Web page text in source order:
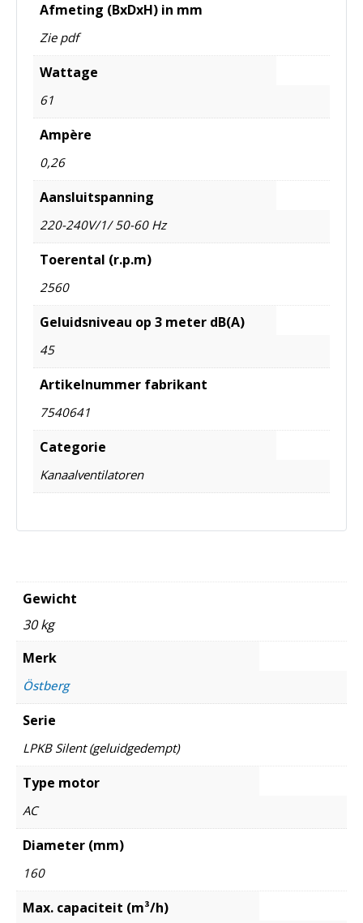
Afmeting (BxDxH) in mm
Zie pdf
Wattage
61
Ampère
0,26
Aansluitspanning
220-240V/1/ 50-60 Hz
Toerental (r.p.m)
2560
Geluidsniveau op 3 meter dB(A)
45
Artikelnummer fabrikant
7540641
Categorie
Kanaalventilatoren
Gewicht
30 kg
Merk
Östberg
Serie
LPKB Silent (geluidgedempt)
Type motor
AC
Diameter (mm)
160
Max. capaciteit (m³/h)